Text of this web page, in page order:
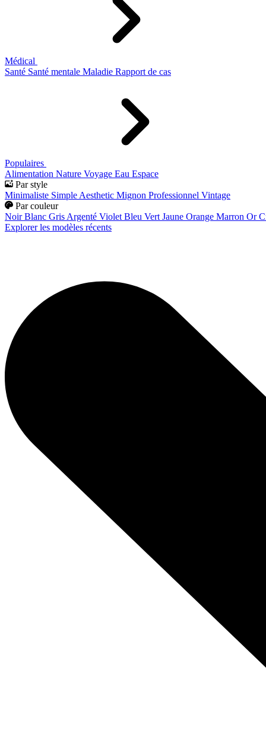
Médical
Santé Santé mentale Maladie Rapport de cas
Populaires
Alimentation Nature Voyage Eau Espace
Par style
Minimaliste Simple Aesthetic Mignon Professionnel Vintage
Par couleur
Noir Blanc Gris Argenté Violet Bleu Vert Jaune Orange Marron Or
Explorer les modèles récents